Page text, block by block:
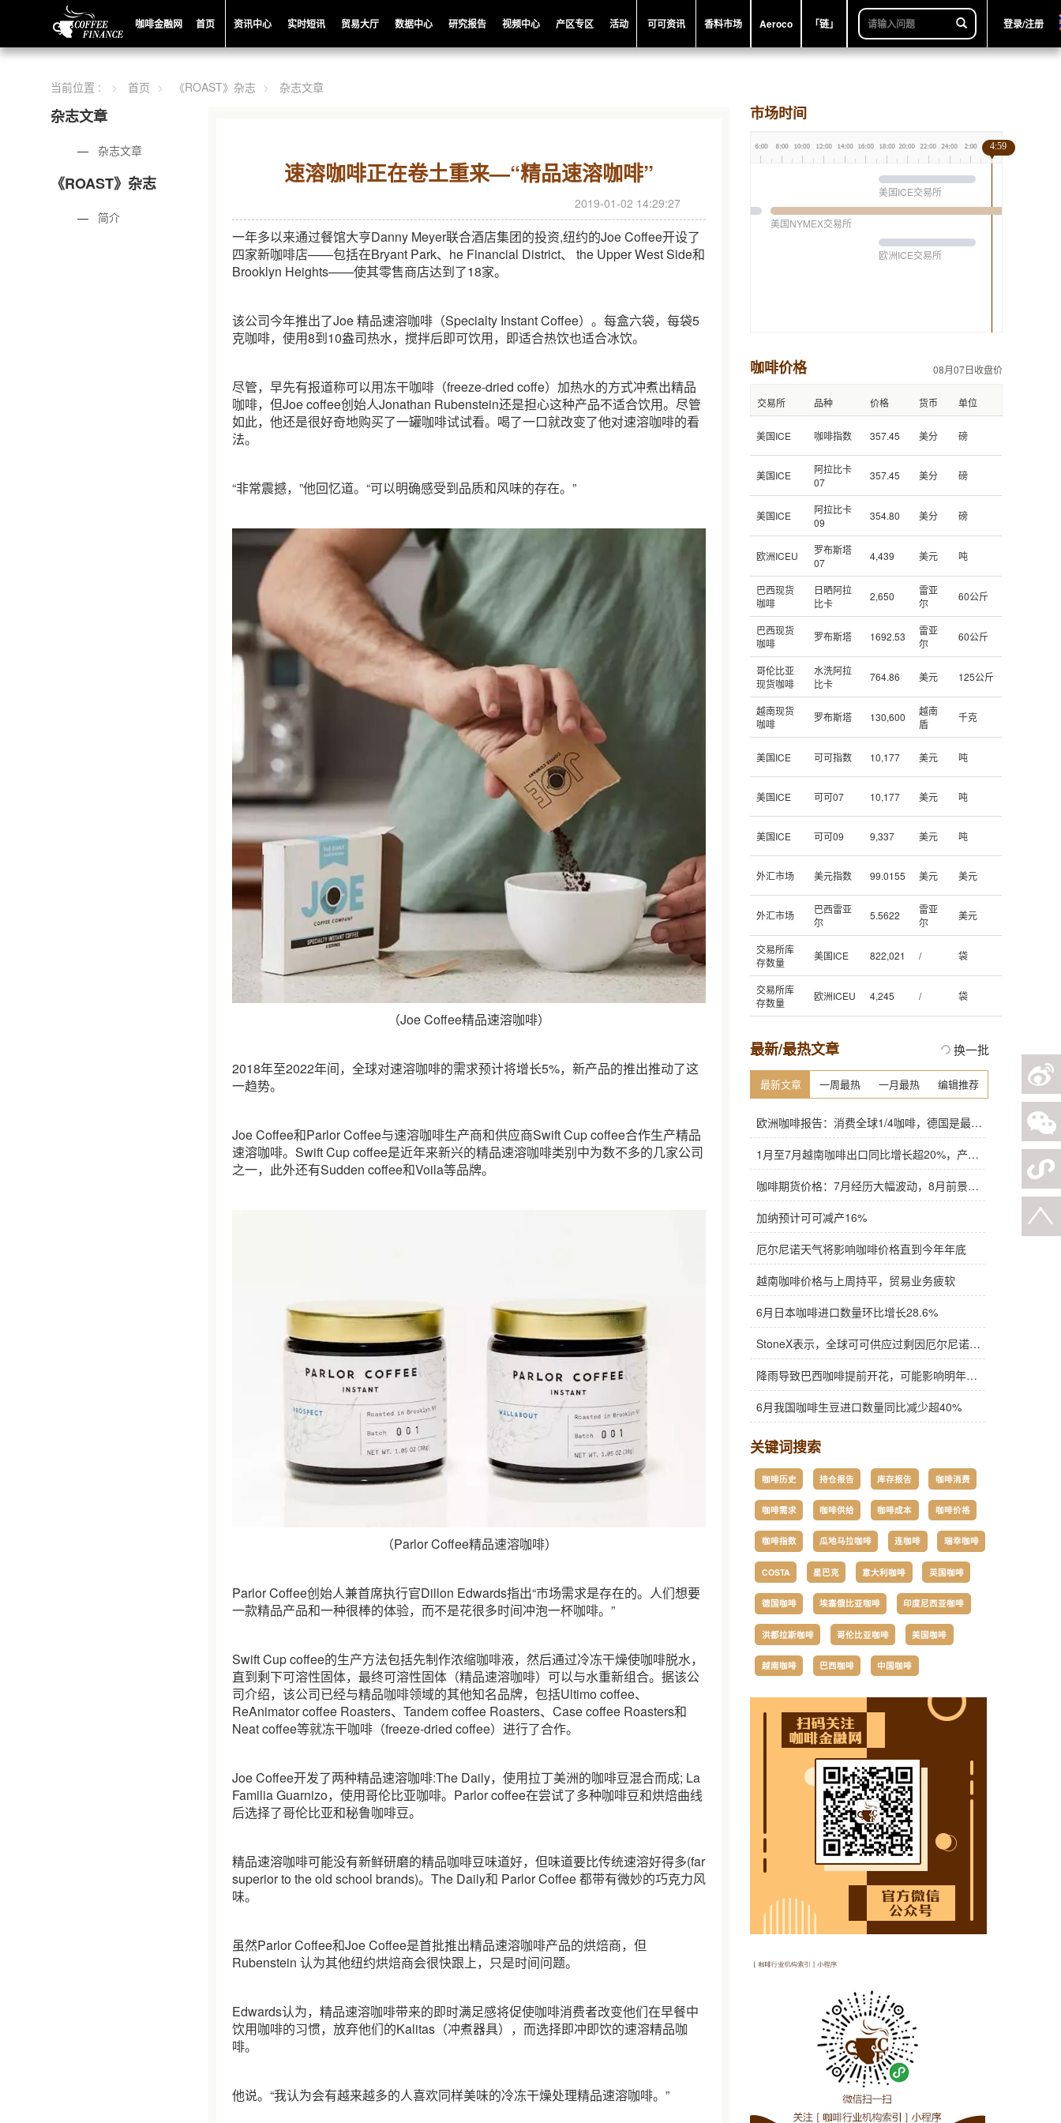
咖啡金融网 首页 资讯中心 实时短讯 贸易大厅 数据中心 研究报告 视频中心 产区专区 活动 可可资讯 香料市场 Aeroco 「链」 登录/注册
当前位置 : 首页 《ROAST》杂志 杂志文章
杂志文章
— 杂志文章
《ROAST》杂志
— 简介
速溶咖啡正在卷土重来—“精品速溶咖啡”
2019-01-02 14:29:27
一年多以来通过餐馆大亨Danny Meyer联合酒店集团的投资,纽约的Joe Coffee开设了
四家新咖啡店——包括在Bryant Park、he Financial District、 the Upper West Side和
Brooklyn Heights——使其零售商店达到了18家。
该公司今年推出了Joe 精品速溶咖啡（Specialty Instant Coffee）。每盒六袋，每袋5
克咖啡，使用8到10盎司热水，搅拌后即可饮用，即适合热饮也适合冰饮。
尽管，早先有报道称可以用冻干咖啡（freeze-dried coffe）加热水的方式冲煮出精品
咖啡，但Joe coffee创始人Jonathan Rubenstein还是担心这种产品不适合饮用。尽管
如此，他还是很好奇地购买了一罐咖啡试试看。喝了一口就改变了他对速溶咖啡的看
法。
“非常震撼，”他回忆道。“可以明确感受到品质和风味的存在。”
（Joe Coffee精品速溶咖啡）
2018年至2022年间，全球对速溶咖啡的需求预计将增长5%，新产品的推出推动了这
一趋势。
Joe Coffee和Parlor Coffee与速溶咖啡生产商和供应商Swift Cup coffee合作生产精品
速溶咖啡。Swift Cup coffee是近年来新兴的精品速溶咖啡类别中为数不多的几家公司
之一，此外还有Sudden coffee和Voila等品牌。
（Parlor Coffee精品速溶咖啡）
Parlor Coffee创始人兼首席执行官Dillon Edwards指出“市场需求是存在的。人们想要
一款精品产品和一种很棒的体验，而不是花很多时间冲泡一杯咖啡。”
Swift Cup coffee的生产方法包括先制作浓缩咖啡液，然后通过冷冻干燥使咖啡脱水，
直到剩下可溶性固体，最终可溶性固体（精品速溶咖啡）可以与水重新组合。据该公
司介绍，该公司已经与精品咖啡领域的其他知名品牌，包括Ultimo coffee、
ReAnimator coffee Roasters、Tandem coffee Roasters、Case coffee Roasters和
Neat coffee等就冻干咖啡（freeze-dried coffee）进行了合作。
Joe Coffee开发了两种精品速溶咖啡:The Daily，使用拉丁美洲的咖啡豆混合而成; La
Familia Guarnizo，使用哥伦比亚咖啡。Parlor coffee在尝试了多种咖啡豆和烘焙曲线
后选择了哥伦比亚和秘鲁咖啡豆。
精品速溶咖啡可能没有新鲜研磨的精品咖啡豆味道好，但味道要比传统速溶好得多(far
superior to the old school brands)。The Daily和 Parlor Coffee 都带有微妙的巧克力风
味。
虽然Parlor Coffee和Joe Coffee是首批推出精品速溶咖啡产品的烘焙商，但
Rubenstein 认为其他纽约烘焙商会很快跟上，只是时间问题。
Edwards认为，精品速溶咖啡带来的即时满足感将促使咖啡消费者改变他们在早餐中
饮用咖啡的习惯，放弃他们的Kalitas（冲煮器具），而选择即冲即饮的速溶精品咖
啡。
他说。“我认为会有越来越多的人喜欢同样美味的冷冻干燥处理精品速溶咖啡。”
市场时间
美国ICE交易所
美国NYMEX交易所
欧洲ICE交易所
4:59
咖啡价格 08月07日收盘价
交易所 品种 价格 货币 单位
美国ICE 咖啡指数 357.45 美分 磅
美国ICE
阿拉比卡
07
357.45 美分 磅
美国ICE
阿拉比卡
09
354.80 美分 磅
欧洲ICEU
罗布斯塔
07
4,439 美元 吨
巴西现货
咖啡
日晒阿拉
比卡
2,650
雷亚
尔
60公斤
巴西现货
咖啡
罗布斯塔 1692.53
雷亚
尔
60公斤
哥伦比亚
现货咖啡
水洗阿拉
比卡
764.86 美元 125公斤
越南现货
咖啡
罗布斯塔 130,600
越南
盾
千克
美国ICE 可可指数 10,177 美元 吨
美国ICE 可可07 10,177 美元 吨
美国ICE 可可09 9,337 美元 吨
外汇市场 美元指数 99.0155 美元 美元
外汇市场
巴西雷亚
尔
5.5622
雷亚
尔
美元
交易所库
存数量
美国ICE 822,021 / 袋
交易所库
存数量
欧洲ICEU 4,245 / 袋
最新/最热文章 换一批
最新文章 一周最热 一月最热 编辑推荐
欧洲咖啡报告：消费全球1/4咖啡，德国是最大进口国，意大利在烘焙咖啡生产中领先
1月至7月越南咖啡出口同比增长超20%，产量也将是过去四年来最高
咖啡期货价格：7月经历大幅波动，8月前景依旧不明朗
加纳预计可可减产16%
厄尔尼诺天气将影响咖啡价格直到今年年底
越南咖啡价格与上周持平，贸易业务疲软
6月日本咖啡进口数量环比增长28.6%
StoneX表示，全球可可供应过剩因厄尔尼诺而萎缩
降雨导致巴西咖啡提前开花，可能影响明年产量，造成近期价格波动极不稳定
6月我国咖啡生豆进口数量同比减少超40%
关键词搜索
咖啡历史 持仓报告 库存报告 咖啡消费
咖啡需求 咖啡供给 咖啡成本 咖啡价格
咖啡指数 瓜地马拉咖啡 连咖啡 瑞幸咖啡
COSTA 星巴克 意大利咖啡 英国咖啡
德国咖啡 埃塞俄比亚咖啡 印度尼西亚咖啡
洪都拉斯咖啡 哥伦比亚咖啡 美国咖啡
越南咖啡 巴西咖啡 中国咖啡